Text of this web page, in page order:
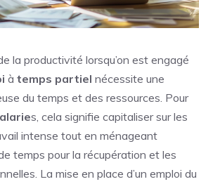
la productivité lorsqu’on est engagé
à temps partiel nécessite une
du temps et des ressources. Pour
s, cela signifie capitaliser sur les
intense tout en ménageant
temps pour la récupération et les
La mise en place d’un emploi du